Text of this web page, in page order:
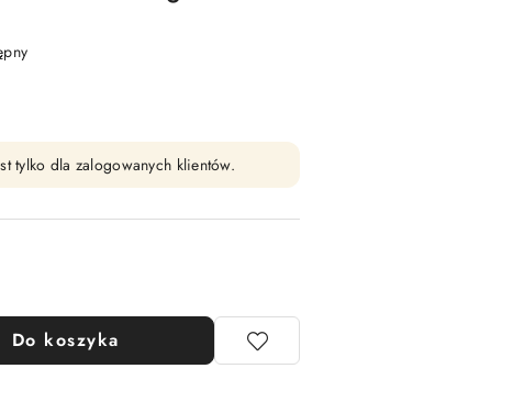
tylko dla zalogowanych klientów.
Do koszyka